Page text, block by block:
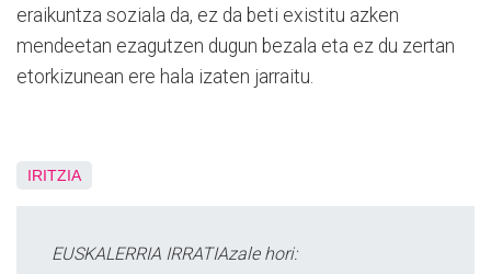
eraikuntza soziala da, ez da beti existitu azken
mendeetan ezagutzen dugun bezala eta ez du zertan
etorkizunean ere hala izaten jarraitu.
IRITZIA
EUSKALERRIA IRRATIAzale hori: